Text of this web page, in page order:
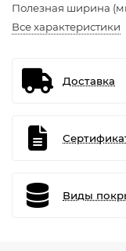
Полезная ширина
Все характеристики
Доставка
Виды